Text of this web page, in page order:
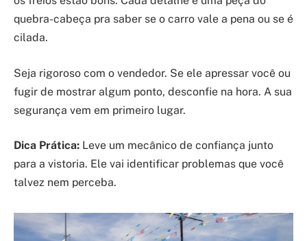
quebra-cabeça pra saber se o carro vale a pena ou se é
cilada.
Seja rigoroso com o vendedor. Se ele apressar você ou
fugir de mostrar algum ponto, desconfie na hora. A sua
segurança vem em primeiro lugar.
Dica Prática: Leve um mecânico de confiança junto
para a vistoria. Ele vai identificar problemas que você
talvez nem perceba.